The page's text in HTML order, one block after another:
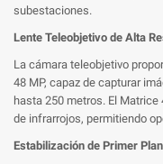
subestaciones.
Lente Teleobjetivo de Alta
La cámara teleobjetivo
48 MP, capaz de capturar
hasta 250 metros. El
de infrarrojos, permitiendo
Estabilización de Primer